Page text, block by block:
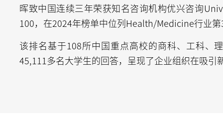
晖致中国连续三年荣获知名咨询机构优兴咨询
100，在2024年榜单中位列Health/Medicine行业第
该排名基于108所中国重点高校的商科、工科、
45,111多名大学生的回答，呈现了企业组织在吸引